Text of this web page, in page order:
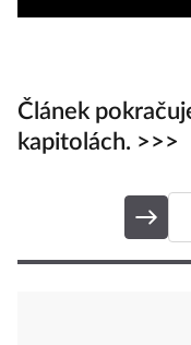
Článek
kapitolách. >>>